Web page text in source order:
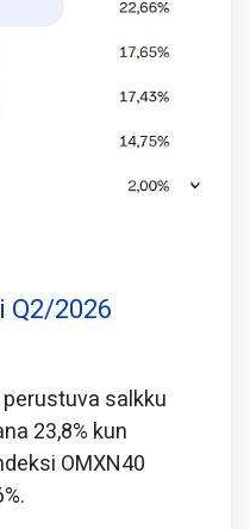
2026
salkku
23,8% kun
OMXN40